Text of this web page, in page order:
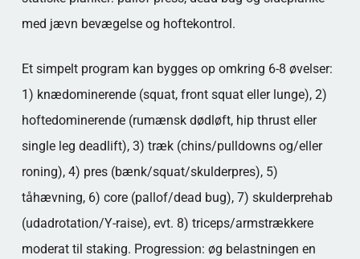
med jævn bevægelse og hoftekontrol.
Et simpelt program kan bygges op omkring 6-8 øvelser:
1) knædominerende (squat, front squat eller lunge), 2)
hoftedominerende (rumænsk dødløft, hip thrust eller
single leg deadlift), 3) træk (chins/pulldowns og/eller
roning), 4) pres (bænk/squat/skulderpres), 5)
tåhævning, 6) core (pallof/dead bug), 7) skulderprehab
(udadrotation/Y-raise), evt. 8) triceps/armstrækkere
moderat til staking. Progression: øg belastningen en